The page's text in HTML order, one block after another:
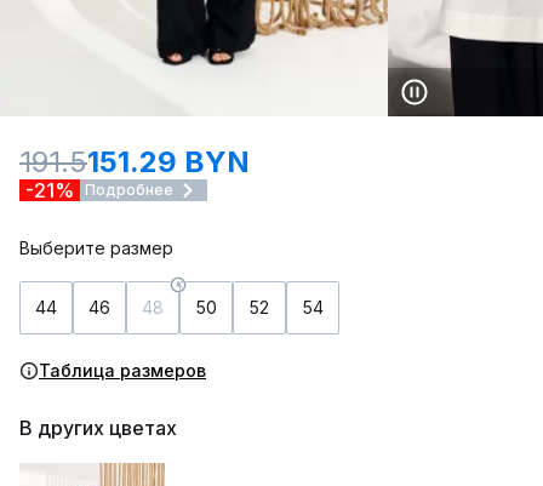
191.5151.29 BYN
-21% Подробнее
Выберите размер
44 46 48 50 52 54
Таблица размеров
В других цветах